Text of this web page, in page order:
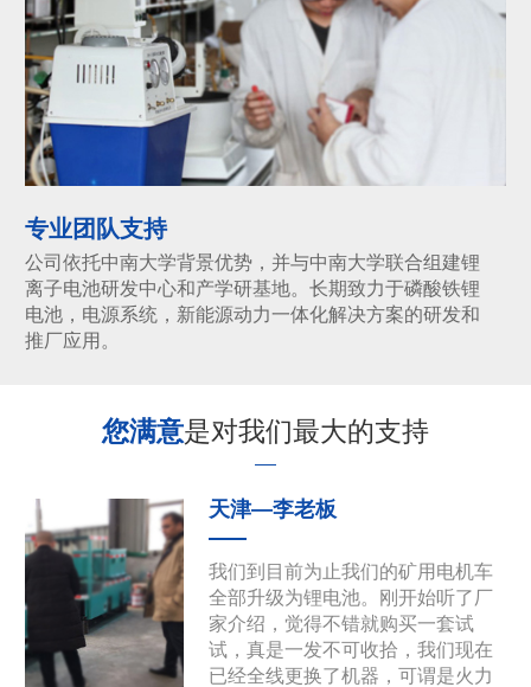
专业团队支持
公司依托中南大学背景优势，并与中南大学联合组建锂
离子电池研发中心和产学研基地。长期致力于磷酸铁锂
电池，电源系统，新能源动力一体化解决方案的研发和
推厂应用。
您满意是对我们最大的支持
天津—李老板
我们到目前为止我们的矿用电机车
全部升级为锂电池。刚开始听了厂
家介绍，觉得不错就购买一套试
试，真是一发不可收拾，我们现在
已经全线更换了机器，可谓是火力